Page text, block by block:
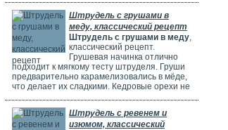
полезен, потому что в нем много витаминов,
минералов и веществ, которые защищают
клетки. Он богат витаминами A, C, E и K,
содержит кальций, который важен для зубов
и костей. И пищевые волокна, которые
Штрудель с грушами в
меду, классический рецепт
Штрудель с грушами в меду,
классический рецепт.
Грушевая начинка отлично
подходит к мягкому тесту штруделя. Груши
предварительно карамелизовались в мёде,
что делает их сладкими. Кедровые орехи не
Ну вот теперь можете приготовить вкусный
рецепт штруделя.Штрудель с ревенем и
изюмом, классический